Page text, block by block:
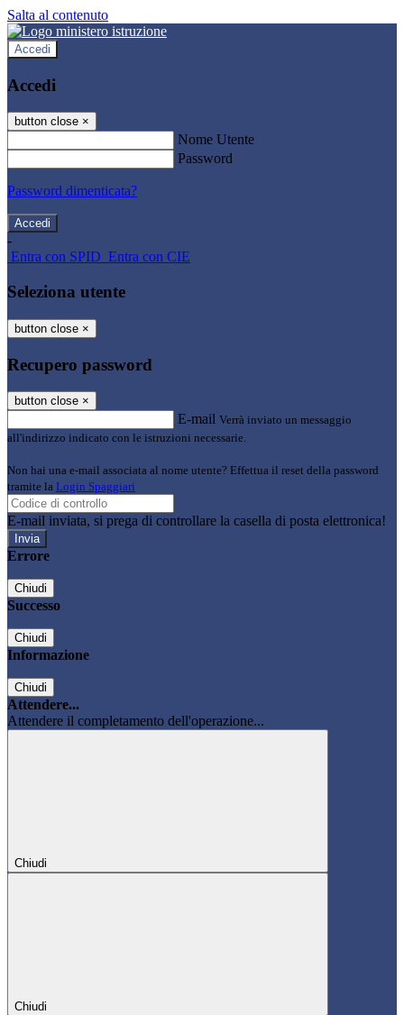
Salta al contenuto
Accedi
Accedi
button close ×
Nome Utente
Password
Password dimenticata?
-
Entra con SPID Entra con CIE
Seleziona utente
button close ×
Recupero password
button close ×
E-mail Verrà inviato un messaggio
all'indirizzo indicato con le istruzioni necessarie.
Non hai una e-mail associata al nome utente? Effettua il reset della password
tramite la Login Spaggiari
E-mail inviata, si prega di controllare la casella di posta elettronica!
Errore
Chiudi
Successo
Chiudi
Informazione
Chiudi
Attendere...
Attendere il completamento dell'operazione...
Chiudi
Chiudi